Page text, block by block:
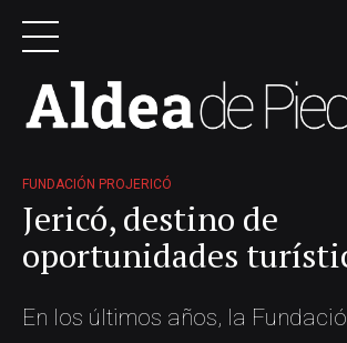
FUNDACIÓN PROJERICÓ
Jericó, destino de
oportunidades
En los últimos años, la